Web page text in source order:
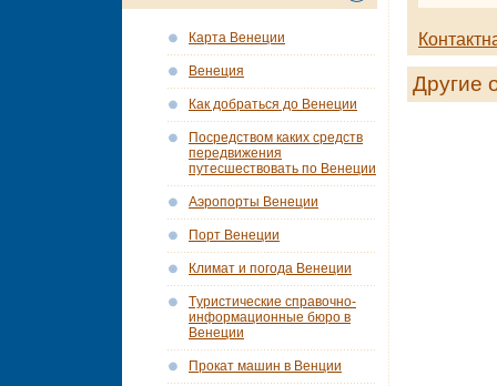
Другие
Карта Венеции
Венеция
Как добраться до Венеции
Посредством каких средств
передвижения
путесшествовать по Венеции
Аэропорты Венеции
Порт Венеции
Климат и погода Венеции
Tуристические справочно-
информационные бюро в
Венеции
Прокат машин в Венции